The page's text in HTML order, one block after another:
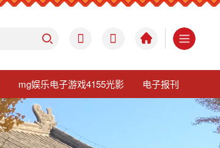
mg娱乐电子游戏4155光影 电子报刊